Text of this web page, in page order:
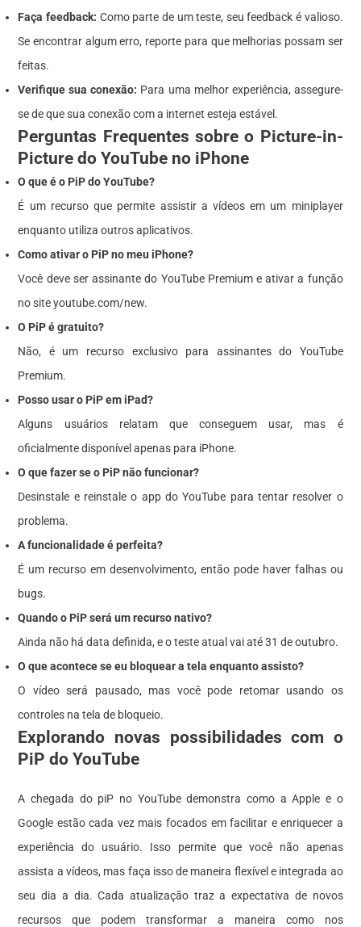
Faça feedback: Como parte de um teste, seu feedback é valioso.
Se encontrar algum erro, reporte para que melhorias possam ser
feitas.
Verifique sua conexão: Para uma melhor experiência, assegure-
se de que sua conexão com a internet esteja estável.
Perguntas Frequentes sobre o Picture-in-
Picture do YouTube no iPhone
O que é o PiP do YouTube?
É um recurso que permite assistir a vídeos em um miniplayer
enquanto utiliza outros aplicativos.
Como ativar o PiP no meu iPhone?
Você deve ser assinante do YouTube Premium e ativar a função
no site youtube.com/new.
O PiP é gratuito?
Não, é um recurso exclusivo para assinantes do YouTube
Premium.
Posso usar o PiP em iPad?
Alguns usuários relatam que conseguem usar, mas é
oficialmente disponível apenas para iPhone.
O que fazer se o PiP não funcionar?
Desinstale e reinstale o app do YouTube para tentar resolver o
problema.
A funcionalidade é perfeita?
É um recurso em desenvolvimento, então pode haver falhas ou
bugs.
Quando o PiP será um recurso nativo?
Ainda não há data definida, e o teste atual vai até 31 de outubro.
O que acontece se eu bloquear a tela enquanto assisto?
O vídeo será pausado, mas você pode retomar usando os
controles na tela de bloqueio.
Explorando novas possibilidades com o
PiP do YouTube
A chegada do piP no YouTube demonstra como a Apple e o
Google estão cada vez mais focados em facilitar e enriquecer a
experiência do usuário. Isso permite que você não apenas
assista a vídeos, mas faça isso de maneira flexível e integrada ao
seu dia a dia. Cada atualização traz a expectativa de novos
recursos que podem transformar a maneira como nos